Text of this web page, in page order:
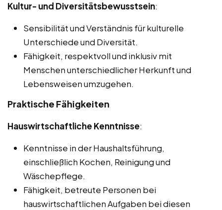
Kultur- und Diversitätsbewusstsein:
Sensibilität und Verständnis für kulturelle
Unterschiede und Diversität.
Fähigkeit, respektvoll und inklusiv mit
Menschen unterschiedlicher Herkunft und
Lebensweisen umzugehen.
Praktische Fähigkeiten
Hauswirtschaftliche Kenntnisse:
Kenntnisse in der Haushaltsführung,
einschließlich Kochen, Reinigung und
Wäschepflege.
Fähigkeit, betreute Personen bei
hauswirtschaftlichen Aufgaben bei diesen